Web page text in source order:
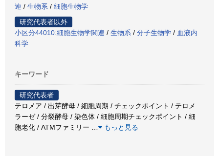
連 / 生物系 / 細胞生物学
研究代表者以外
小区分44010:細胞生物学関連 / 生物系 / 分子生物学 / 血液内
科学
キーワード
研究代表者
テロメア / 出芽酵母 / 細胞周期 / チェックポイント / テロメ
ラーゼ / 分裂酵母 / 染色体 / 細胞周期チェックポイント / 細
胞老化 / ATMファミリー
もっと見る